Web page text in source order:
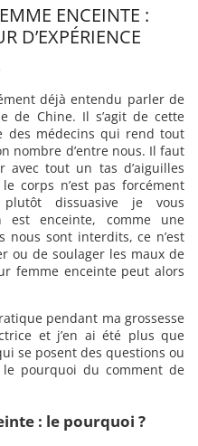
ENCEINTE :
D’EXPÉRIENCE
déjà entendu parler de
de Chine. Il s’agit de cette
des médecins qui rend tout
nombre d’entre nous. Il faut
avec tout un tas d’aiguilles
corps n’est pas forcément
dissuasive je vous
est enceinte, comme une
nous sont interdits, ce n’est
ou de soulager les maux de
femme enceinte peut alors
pendant ma grossesse
et j’en ai été plus que
se posent des questions ou
pourquoi du comment de
: le pourquoi ?